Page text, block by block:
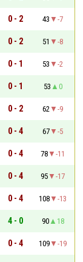
0 - 2 43
-7
0 - 2 51
-8
0 - 1 53
-2
0 - 1 53
0
0 - 2 62
-9
0 - 4 67
-5
0 - 4 78
-11
0 - 4 95
-17
0 - 4 108
-13
4 - 0 90
18
0 - 4 109
-19